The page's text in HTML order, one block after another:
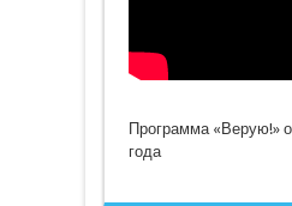
Программа «Верую!»
года